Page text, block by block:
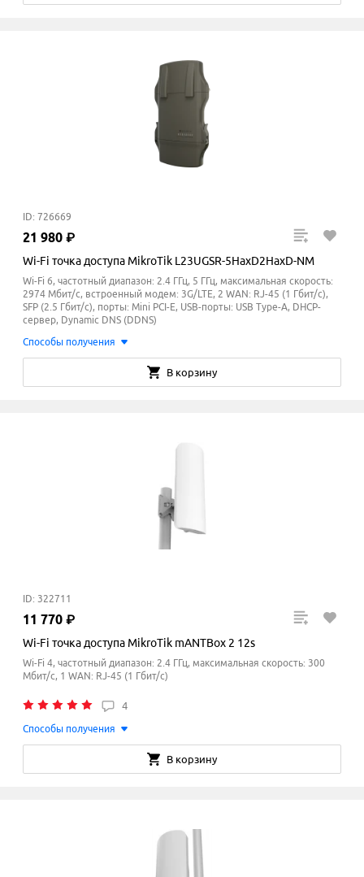
ID: 726669
21 980 ₽
Wi-Fi точка доступа MikroTik L23UGSR-5HaxD2HaxD-NM
Wi-Fi 6, частотный диапазон: 2.4 ГГц, 5 ГГц, максимальная скорость:
2974 Мбит/с, встроенный модем: 3G/LTE, 2 WAN: RJ-45 (1 Гбит/с),
SFP (2.5 Гбит/с), порты: Mini PCI-E, USB-порты: USB Type-A, DHCP-
сервер, Dynamic DNS (DDNS)
Способы получения
В корзину
ID: 322711
11 770 ₽
Wi-Fi точка доступа MikroTik mANTBox 2 12s
Wi-Fi 4, частотный диапазон: 2.4 ГГц, максимальная скорость: 300
Мбит/с, 1 WAN: RJ-45 (1 Гбит/с)
4
Способы получения
В корзину